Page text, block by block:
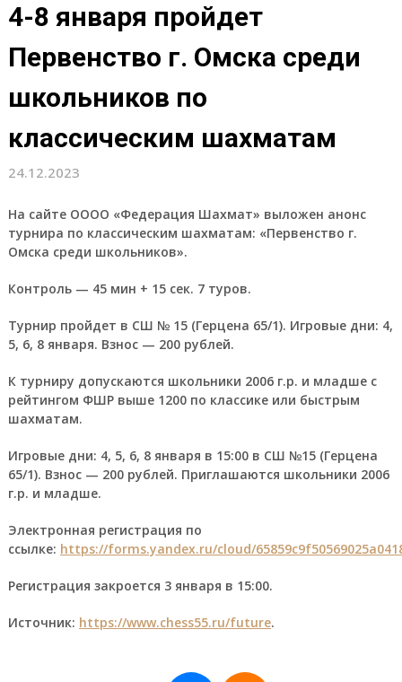
4-8 января пройдет
Первенство г. Омска среди
школьников по
классическим шахматам
24.12.2023
На сайте ОООО «Федерация Шахмат» выложен анонс
турнира по классическим шахматам: «Первенство г.
Омска среди школьников».
Контроль — 45 мин + 15 сек. 7 туров.
Турнир пройдет в СШ № 15 (Герцена 65/1). Игровые дни: 4,
5, 6, 8 января. Взнос — 200 рублей.
К турниру допускаются школьники 2006 г.р. и младше с
рейтингом ФШР выше 1200 по классике или быстрым
шахматам.
Игровые дни: 4, 5, 6, 8 января в 15:00 в СШ №15 (Герцена
65/1). Взнос — 200 рублей. Приглашаются школьники 2006
г.р. и младше.
Электронная регистрация по
ссылке: https://forms.yandex.ru/cloud/
Регистрация закроется 3 января в 15:00.
Источник: https://www.chess55.ru/future.